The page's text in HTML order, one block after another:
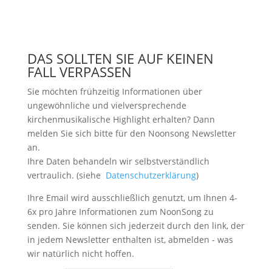
DAS SOLLTEN SIE AUF KEINEN
FALL VERPASSEN
Sie möchten frühzeitig Informationen über
ungewöhnliche und vielversprechende
kirchenmusikalische Highlight erhalten? Dann
melden Sie sich bitte für den Noonsong Newsletter
an.
Ihre Daten behandeln wir selbstverständlich
vertraulich. (siehe Datenschutzerklärung)
Ihre Email wird ausschließlich genutzt, um Ihnen 4-
6x pro Jahre Informationen zum NoonSong zu
senden. Sie können sich jederzeit durch den link, der
in jedem Newsletter enthalten ist, abmelden - was
wir natürlich nicht hoffen.